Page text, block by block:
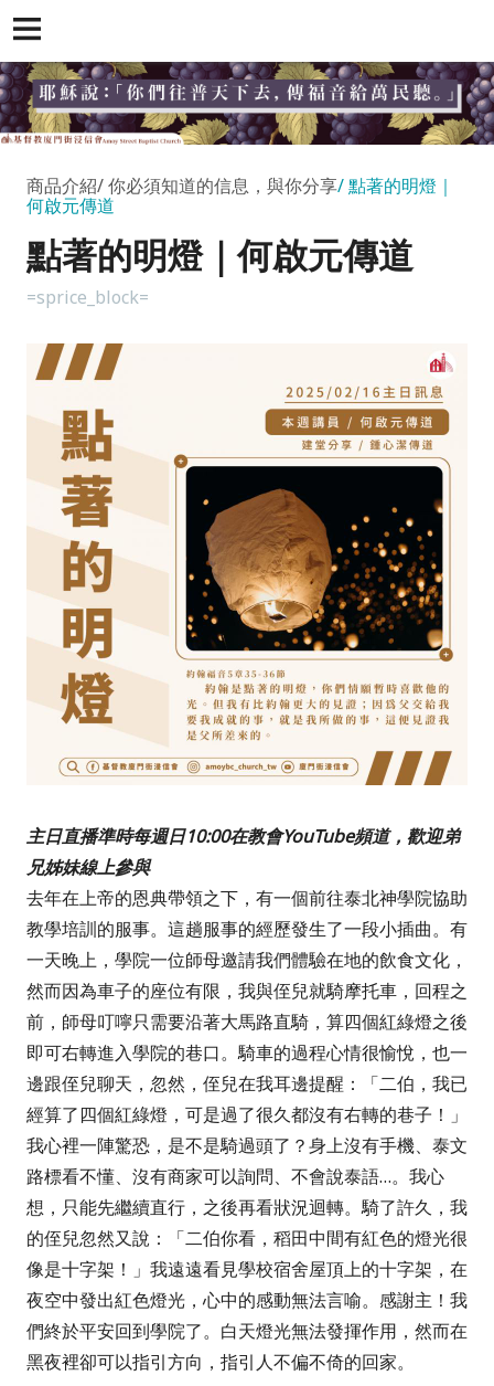
商品介紹 你必須知道的信息，與你分享 點著的明燈｜
何啟元傳道
點著的明燈｜何啟元傳道
=sprice_block=
主日直播準時每週日10:00在教會YouTube頻道，歡迎弟
兄姊妹線上參與
去年在上帝的恩典帶領之下，有一個前往泰北神學院協助
教學培訓的服事。這趟服事的經歷發生了一段小插曲。有
一天晚上，學院一位師母邀請我們體驗在地的飲食文化，
然而因為車子的座位有限，我與侄兒就騎摩托車，回程之
前，師母叮嚀只需要沿著大馬路直騎，算四個紅綠燈之後
即可右轉進入學院的巷口。騎車的過程心情很愉悅，也一
邊跟侄兒聊天，忽然，侄兒在我耳邊提醒：「二伯，我已
經算了四個紅綠燈，可是過了很久都沒有右轉的巷子！」
我心裡一陣驚恐，是不是騎過頭了？身上沒有手機、泰文
路標看不懂、沒有商家可以詢問、不會說泰語…。我心
想，只能先繼續直行，之後再看狀況迴轉。騎了許久，我
的侄兒忽然又說：「二伯你看，稻田中間有紅色的燈光很
像是十字架！」我遠遠看見學校宿舍屋頂上的十字架，在
夜空中發出紅色燈光，心中的感動無法言喻。感謝主！我
們終於平安回到學院了。白天燈光無法發揮作用，然而在
黑夜裡卻可以指引方向，指引人不偏不倚的回家。